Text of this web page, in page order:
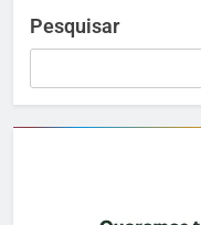
Pesquisar